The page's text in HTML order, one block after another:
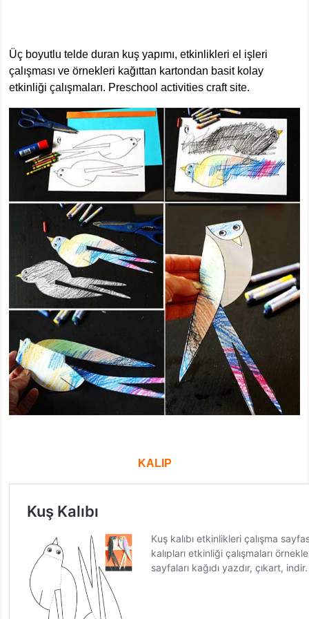
Üç boyutlu telde duran kuş yapımı, etkinlikleri el işleri
çalışması ve örnekleri kağıttan kartondan basit kolay
etkinliği çalışmaları. Preschool activities craft site.
KALIP